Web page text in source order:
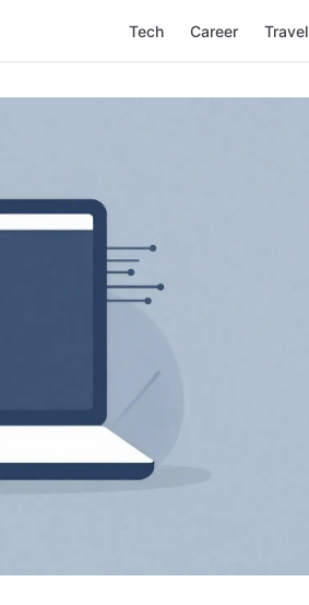
Tech Career Travel